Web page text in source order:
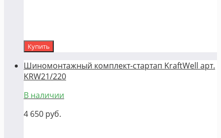
Купить
Шиномонтажный комплект-стартап KraftWell арт.
KRW21/220
В наличии
4 650 руб.